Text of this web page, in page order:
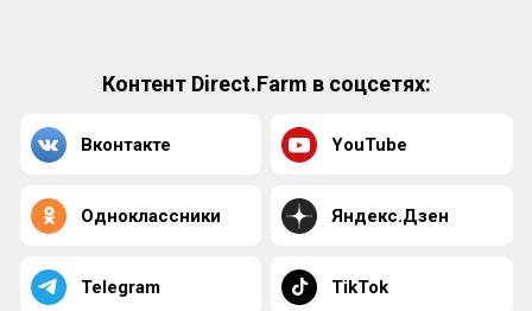
Контент Direct.Farm в соцсетях:
Вконтакте YouTube
Одноклассники Яндекс.Дзен
Telegram TikTok